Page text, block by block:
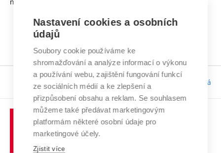
nás. Právě to si mohli ...
4 …
Odpovědnost:Bc. Tereza Kučerová
Nastavení cookies a osobních
údajů
Soubory cookie používáme ke
shromažďování a analýze informací o výkonu
a používání webu, zajištění fungování funkcí
ze sociálních médií a ke zlepšení a
přizpůsobení obsahu a reklam. Se souhlasem
můžeme také předávat marketingovým
platformám některé osobní údaje pro
marketingové účely.
Zjistit více